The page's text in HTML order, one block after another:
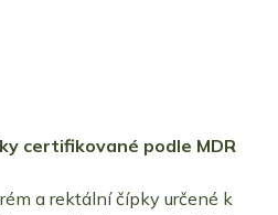
certifikované podle MDR
a rektální čípky určené k